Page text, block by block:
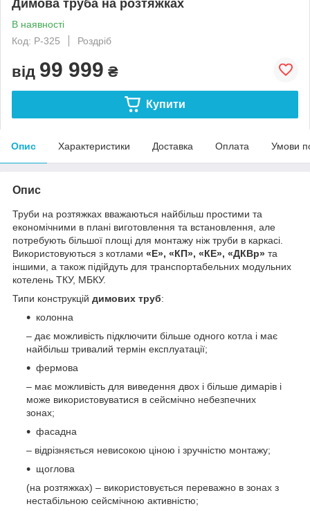
Димова труба на розтяжках
В наявності
Код: Р-325
Роздріб
від 99 999 ₴
Купити
Опис Характеристики Доставка Оплата Умови
Опис
Труби на розтяжках вважаються найбільш простими та
економічними в плані виготовлення та встановлення, але
потребують більшої площі для монтажу ніж труби в каркасі.
Використовуються з котлами «Е», «КП», «КЕ», «ДКВр» та
іншими, а також підійдуть для транспортабельних модульних
котелень ТКУ, МБКУ.
Типи конструкцій димових труб:
колонна
– дає можливість підключити більше одного котла і має
найбільш тривалий термін експлуатації;
фермова
– має можливість для виведення двох і більше димарів і
може використовуватися в сейсмічно небезпечних
зонах;
фасадна
– відрізняється невисокою ціною і зручністю монтажу;
щоглова
(на розтяжках) – використовується переважно в зонах з
нестабільною сейсмічною активністю;